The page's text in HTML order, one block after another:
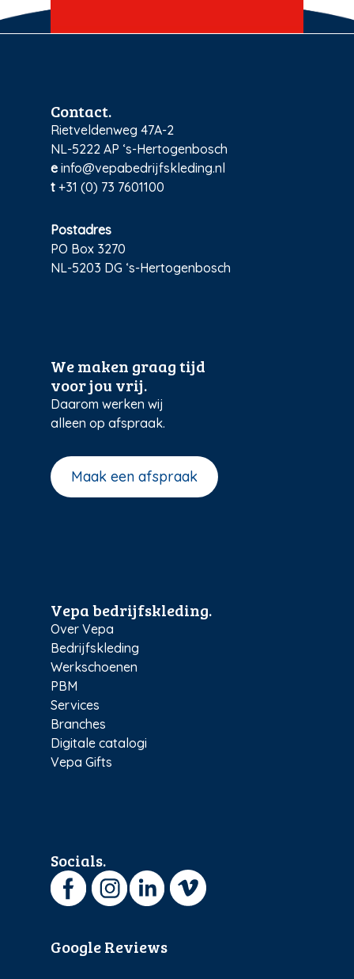
Contact.
Rietveldenweg 47A-2
NL-5222 AP ‘s-Hertogenbosch
e info@vepabedrijfskleding.nl
t +31 (0) 73 7601100
Postadres
PO Box 3270
NL-5203 DG ‘s-Hertogenbosch
We maken graag tijd
voor jou vrij.
Daarom werken wij
alleen op afspraak.
Maak een afspraak
Vepa bedrijfskleding.
Over Vepa
Bedrijfskleding
Werkschoenen
PBM
Services
Branches
Digitale catalogi
Vepa Gifts
Socials.
Google Reviews